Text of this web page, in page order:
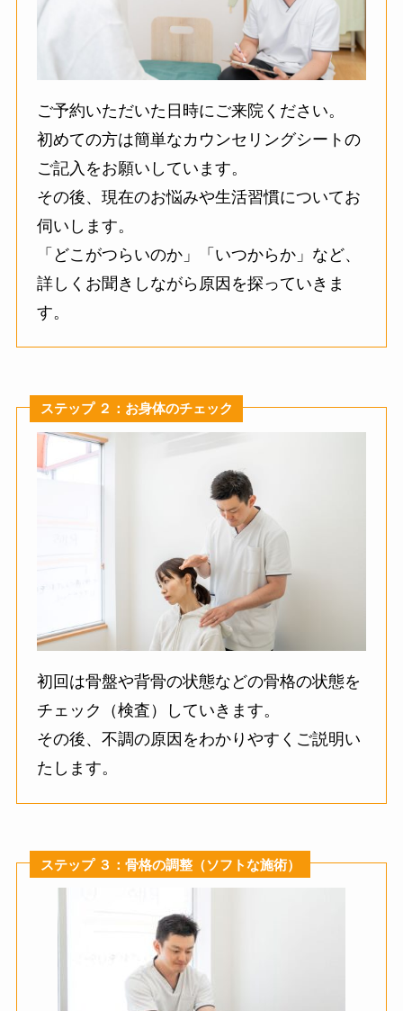
ご予約いただいた日時にご来院ください。
初めての方は簡単なカウンセリングシートの
ご記入をお願いしています。
その後、現在のお悩みや生活習慣についてお
伺いします。
「どこがつらいのか」「いつからか」など、
詳しくお聞きしながら原因を探っていきま
す。
ステップ ２：お身体のチェック
初回は骨盤や背骨の状態などの骨格の状態を
チェック（検査）していきます。
その後、不調の原因をわかりやすくご説明い
たします。
ステップ ３：骨格の調整（ソフトな施術）